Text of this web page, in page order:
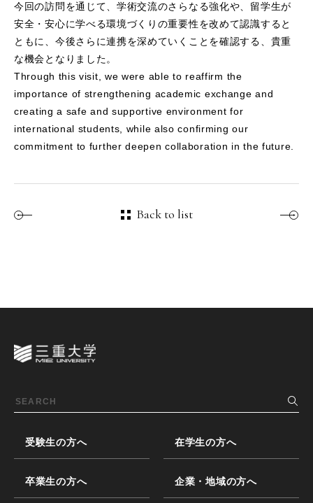
今回の訪問を通じて、学術交流のさらなる強化や、留学生が
安全・安心に学べる環境づくりの重要性を改めて認識すると
ともに、今後さらに連携を深めていくことを確認する、貴重
な機会となりました。
Through this visit, we were able to reaffirm the
importance of strengthening academic exchange and
creating a safe and supportive environment for
international students, while also confirming our
commitment to further deepen collaboration in the future.
Back to list
受験生の方へ 在学生の方へ
卒業生の方へ 企業・地域の方へ